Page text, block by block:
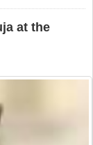
at the